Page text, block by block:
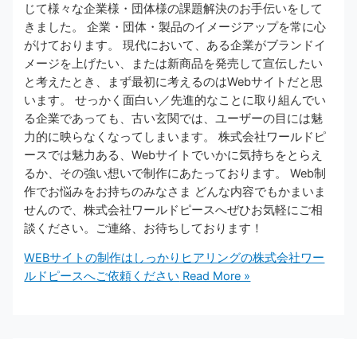
じて様々な企業様・団体様の課題解決のお手伝いをして
きました。 企業・団体・製品のイメージアップを常に心
がけております。 現代において、ある企業がブランドイ
メージを上げたい、または新商品を発売して宣伝したい
と考えたとき、まず最初に考えるのはWebサイトだと思
います。 せっかく面白い／先進的なことに取り組んでい
る企業であっても、古い玄関では、ユーザーの目には魅
力的に映らなくなってしまいます。 株式会社ワールドピ
ースでは魅力ある、Webサイトでいかに気持ちをとらえ
るか、その強い想いで制作にあたっております。 Web制
作でお悩みをお持ちのみなさま どんな内容でもかまいま
せんので、株式会社ワールドピースへぜひお気軽にご相
談ください。ご連絡、お待ちしております！
WEBサイトの制作はしっかりヒアリングの株式会社ワー
ルドピースへご依頼ください Read More »